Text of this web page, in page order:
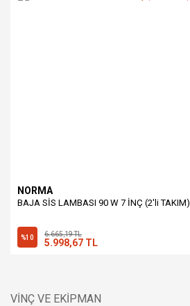
NORMA
BAJA SİS LAMBASI 90 W 7 İNÇ (2'li TAKIM)
%10 6.665,19 TL
5.998,67 TL
VİNÇ VE EKİPMAN